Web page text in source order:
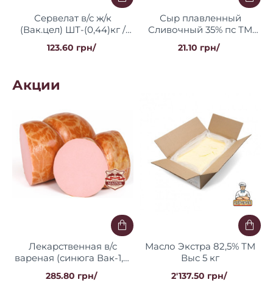
Сервелат в/с ж/к
(Вак.цел) ШТ-(0,44)кг /
20шт ТМ Магрок
123.60 грн/
Сыр плавленный
Сливочный 35% пс ТМ
Высота 70г / 36 шт
брикет Регал
21.10 грн/
Акции
Лекарственная в/с
вареная (синюга Вак-1,5)
285.80 грн/
Масло Экстра 82,5% ТМ
Выс 5 кг
2'137.50 грн/